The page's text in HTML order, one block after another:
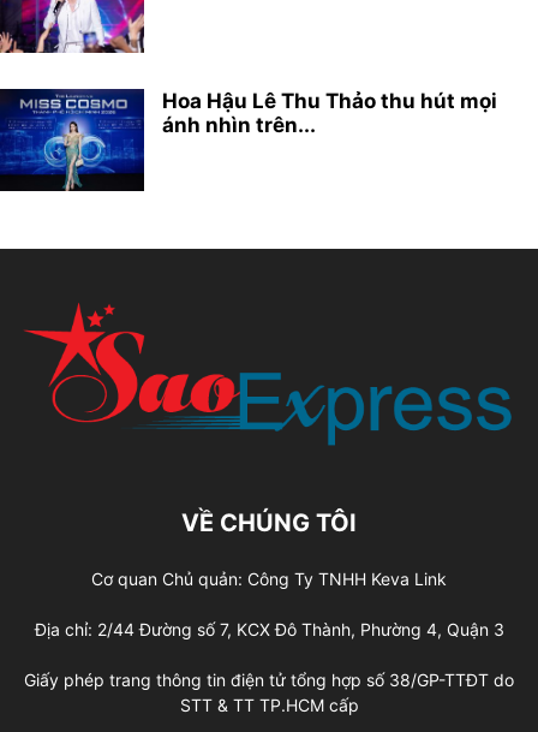
Hoa Hậu Lê Thu Thảo thu hút mọi
ánh nhìn trên...
VỀ CHÚNG TÔI
Cơ quan Chủ quản: Công Ty TNHH Keva Link
Địa chỉ: 2/44 Đường số 7, KCX Đô Thành, Phường 4, Quận 3
Giấy phép trang thông tin điện tử tổng hợp số 38/GP-TTĐT do
STT & TT TP.HCM cấp